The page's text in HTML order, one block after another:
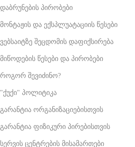
დაბრუნების პირობები
მონტაჟის და ექსპლუატაციის წესები
ვებსაიტზე შეცდომის დაფიქსირება
მიწოდების წესები და პირობები
როგორ შევიძინო?
"ქუქი" პოლიტიკა
გარანტია ორგანიზაციებისთვის
გარანტია ფიზიკური პირებისთვის
სერვის ცენტრების მისამართები